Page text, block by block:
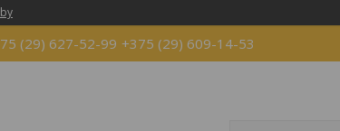
(29) 627-52-99 +375 (29) 609-14-53